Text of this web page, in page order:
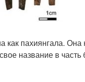
как пахиянгала.
название в часть